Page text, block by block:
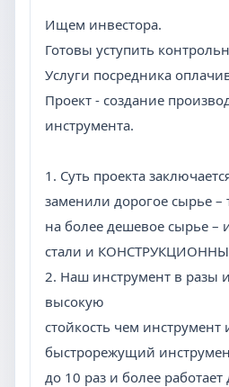
Ищем инвестора.
Готовы уступить
Услуги посредника
Проект - создание
инструмента.
1. Суть проекта
заменили дорогое сырье –
на более дешевое сырье –
стали и
2. Наш инструмент в разы
высокую
стойкость чем инструмент
быстрорежущий
до 10 раз и более